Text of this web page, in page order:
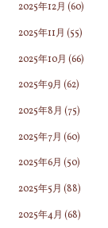
2025年12月 (60)
2025年11月 (55)
2025年10月 (66)
2025年9月 (62)
2025年8月 (75)
2025年7月 (60)
2025年6月 (50)
2025年5月 (88)
2025年4月 (68)